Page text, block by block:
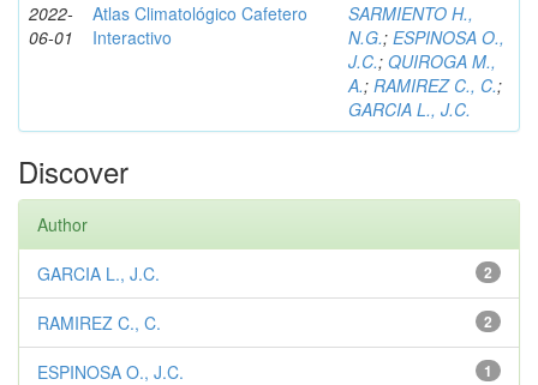
2022-
06-01
Atlas Climatológico Cafetero
Interactivo
SARMIENTO H.,
N.G.; ESPINOSA O.,
J.C.; QUIROGA M.,
A.; RAMIREZ C., C.;
GARCIA L., J.C.
Discover
Author
2
GARCIA L., J.C.
2
RAMIREZ C., C.
1
ESPINOSA O., J.C.